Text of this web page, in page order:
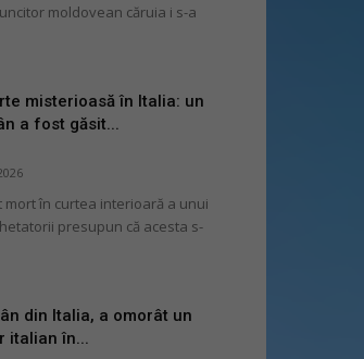
moldovean căruia i s-a
misterioasă în Italia: un
a fost găsit...
mort în curtea interioară a unui
presupun că acesta s-
din Italia, a omorât un
italian în...